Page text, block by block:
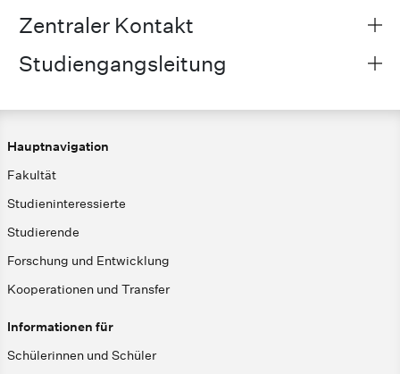
Zentraler Kontakt
Studiengangsleitung
Hauptnavigation
Fakultät
Studieninteressierte
Studierende
Forschung und Entwicklung
Kooperationen und Transfer
Informationen für
Schülerinnen und Schüler